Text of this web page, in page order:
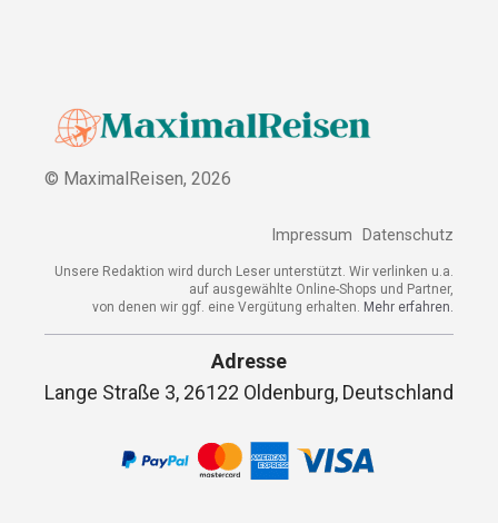
© MaximalReisen, 2026
Impressum Datenschutz
Unsere Redaktion wird durch Leser unterstützt. Wir verlinken u.a.
auf ausgewählte Online-Shops und Partner,
von denen wir ggf. eine Vergütung erhalten. Mehr erfahren.
Adresse
Lange Straße 3, 26122 Oldenburg, Deutschland